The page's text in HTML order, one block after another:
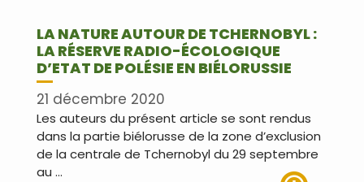
LA NATURE AUTOUR DE TCHERNOBYL :
LA RÉSERVE RADIO-ÉCOLOGIQUE
D’ETAT DE POLÉSIE EN BIÉLORUSSIE
21 décembre 2020
Les auteurs du présent article se sont rendus
dans la partie biélorusse de la zone d’exclusion
de la centrale de Tchernobyl du 29 septembre
au …